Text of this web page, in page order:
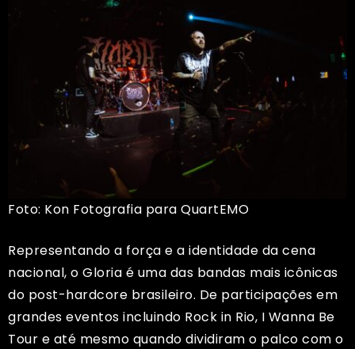
Foto: Kon Fotografia para QuartEMO
Representando a força e a identidade da cena
nacional, o Gloria é uma das bandas mais icônicas
do post-hardcore brasileiro. De participações em
grandes eventos incluindo Rock in Rio, I Wanna Be
Tour e até mesmo quando dividiram o palco com o